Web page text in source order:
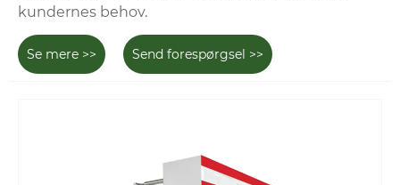
kundernes behov.
Se mere >> Send forespørgsel >>